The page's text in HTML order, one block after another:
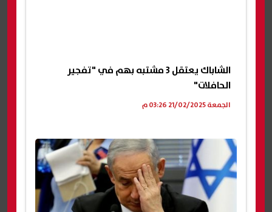
الشاباك يعتقل 3 مشتبه بهم في "تفجير
الحافلات"
الجمعة 21/02/2025 03:26 م